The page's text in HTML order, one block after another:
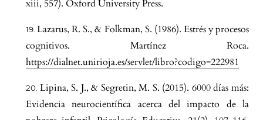
xiii, 557). Oxford University Press.
Lazarus, R. S., & Folkman, S. (1986). Estrés y procesos
cognitivos. Martínez Roca.
https://dialnet.unirioja.es/servlet/libro?codigo=222981
Lipina, S. J., & Segretin, M. S. (2015). 6000 días más:
Evidencia neurocientífica acerca del impacto de la